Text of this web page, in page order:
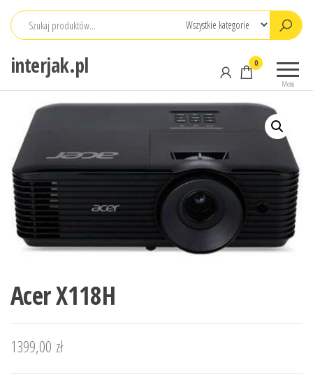
Przejdź
interjak.pl
Menu
0
Acer X118H
1399,00 zł